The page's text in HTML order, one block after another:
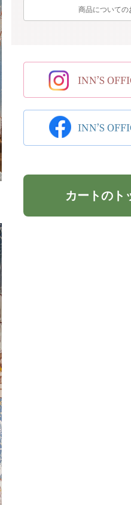
商品についての
カートのト